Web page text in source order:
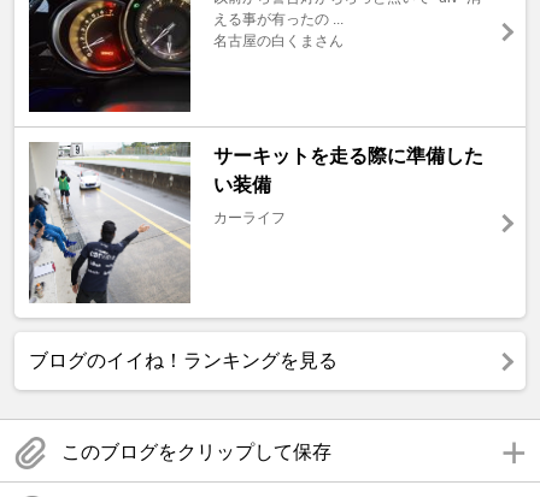
える事が有ったの ...
名古屋の白くまさん
サーキットを走る際に準備した
い装備
カーライフ
ブログのイイね！ランキングを見る
このブログをクリップして保存